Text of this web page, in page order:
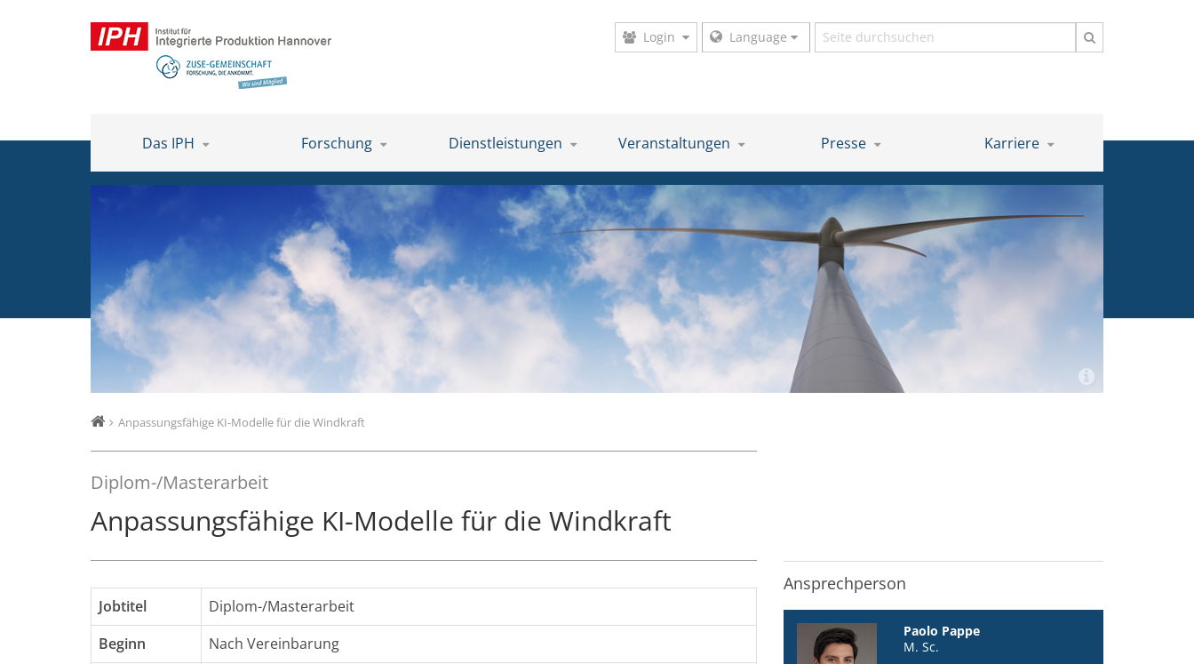
Login Language Suchbegriff
Das IPH Forschung Dienstleistungen Veranstaltungen Presse Karriere
Anpassungsfähige KI-Modelle für die Windkraft
Diplom-/Masterarbeit
Anpassungsfähige KI-Modelle für die Windkraft
Jobtitel
Diplom-/Masterarbeit
Beginn
Nach Vereinbarung
Ansprechperson
Paolo Pappe
M. Sc.